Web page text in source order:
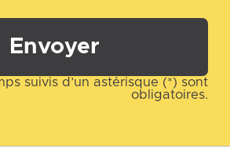
Envoyer
suivis d’un astérisque (*) sont
obligatoires.